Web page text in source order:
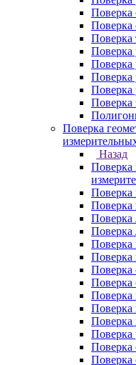
Поверка
Поверка
Поверка
Поверка
Поверка
Поверка
Поверка
Поверка
Поверка
Назад
Поверка
Поверка
Поверка
Поверка
Поверка
Поверка
Поверка
Поверка
Поверка
Поверка
Поверка
Поверка
Поверка
Поверка